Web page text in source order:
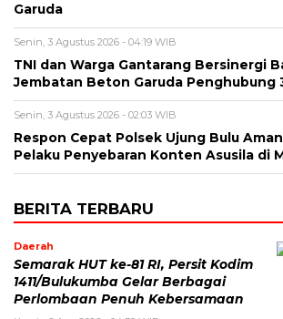
Garuda
Senin, 3 Agustus 2026 - 04:19 WIB
TNI dan Warga Gantarang Bersinergi
Jembatan Beton Garuda Penghubung
Senin, 3 Agustus 2026 - 02:03 WIB
Respon Cepat Polsek Ujung Bulu
Pelaku Penyebaran Konten Asusila di
BERITA TERBARU
Daerah
Semarak HUT ke-81 RI, Persit Kodim
1411/Bulukumba Gelar Berbagai
Perlombaan Penuh Kebersamaan